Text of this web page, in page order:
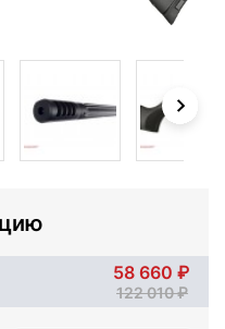
58 660
122 010